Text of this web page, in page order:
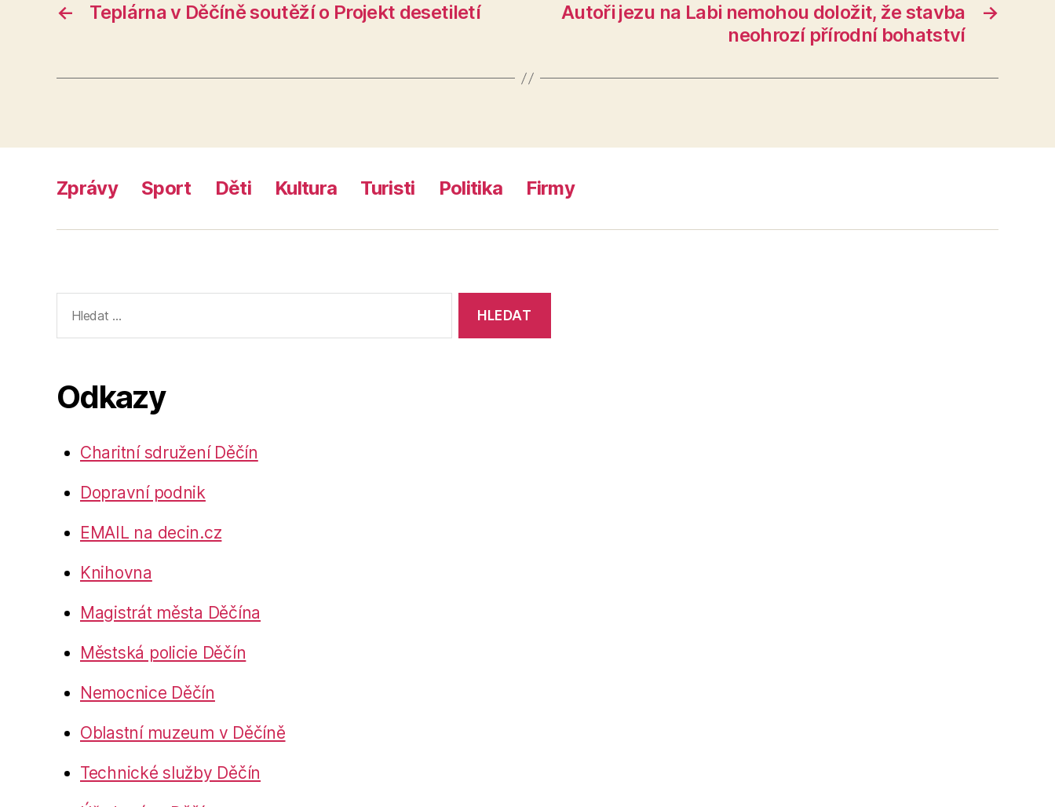
← Teplárna v Děčíně soutěží o Projekt desetiletí →
Autoři jezu na Labi nemohou doložit, že stavba
neohrozí přírodní bohatství
Zprávy Sport Děti Kultura Turisti Politika Firmy
vyhledávání:
Odkazy
Charitní sdružení Děčín
Dopravní podnik
EMAIL na decin.cz
Knihovna
Magistrát města Děčína
Městská policie Děčín
Nemocnice Děčín
Oblastní muzeum v Děčíně
Technické služby Děčín